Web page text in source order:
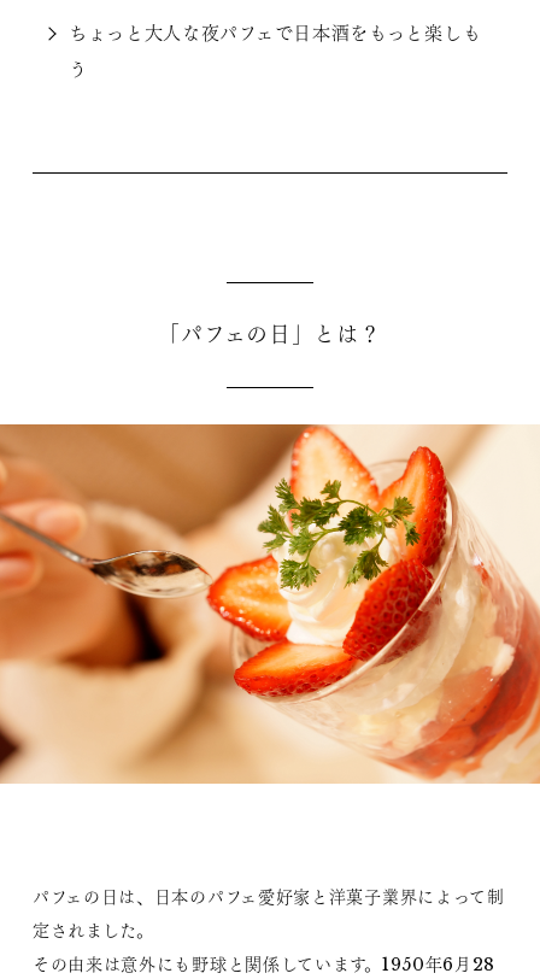
ちょっと大人な夜パフェで日本酒をもっと楽しも
う
「パフェの日」とは？
パフェの日は、日本のパフェ愛好家と洋菓子業界によって制
定されました。
その由来は意外にも野球と関係しています。1950年6月28